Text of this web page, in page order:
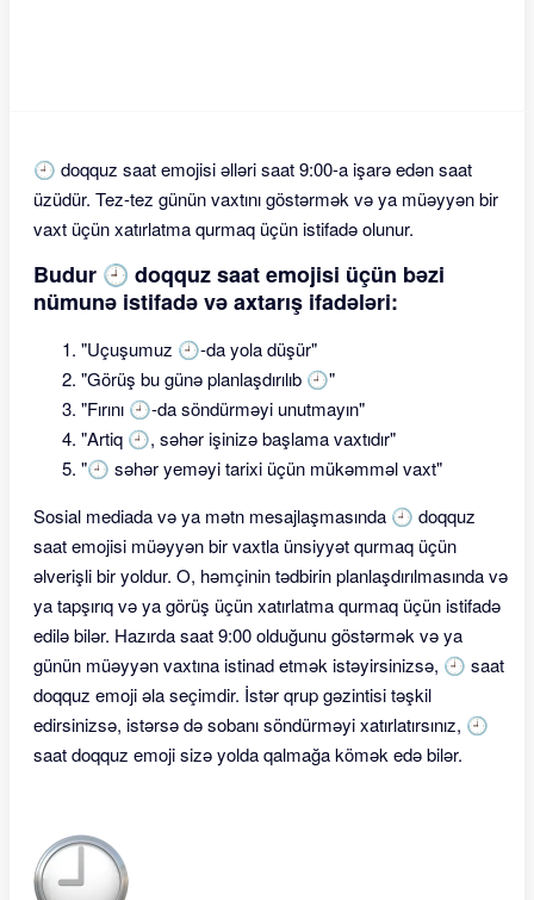
🕘 doqquz saat emojisi əlləri saat 9:00-a işarə edən saat
üzüdür. Tez-tez günün vaxtını göstərmək və ya müəyyən bir
vaxt üçün xatırlatma qurmaq üçün istifadə olunur.
Budur 🕘 doqquz saat emojisi üçün bəzi
nümunə istifadə və axtarış ifadələri:
"Uçuşumuz 🕘-da yola düşür"
"Görüş bu günə planlaşdırılıb 🕘"
"Fırını 🕘-da söndürməyi unutmayın"
"Artiq 🕘, səhər işinizə başlama vaxtıdır"
"🕘 səhər yeməyi tarixi üçün mükəmməl vaxt"
Sosial mediada və ya mətn mesajlaşmasında 🕘 doqquz
saat emojisi müəyyən bir vaxtla ünsiyyət qurmaq üçün
əlverişli bir yoldur. O, həmçinin tədbirin planlaşdırılmasında və
ya tapşırıq və ya görüş üçün xatırlatma qurmaq üçün istifadə
edilə bilər. Hazırda saat 9:00 olduğunu göstərmək və ya
günün müəyyən vaxtına istinad etmək istəyirsinizsə, 🕘 saat
doqquz emoji əla seçimdir. İstər qrup gəzintisi təşkil
edirsinizsə, istərsə də sobanı söndürməyi xatırlatırsınız, 🕘
saat doqquz emoji sizə yolda qalmağa kömək edə bilər.